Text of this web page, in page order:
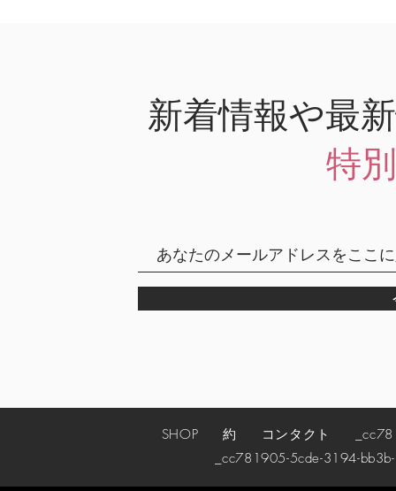
新着情報や最
特
SHOP 約 コンタクト
_cc781905-5cde-3194-